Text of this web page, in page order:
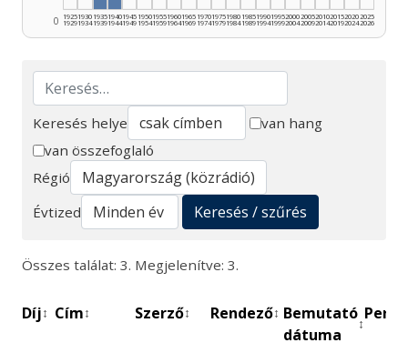
0 1925
1929
1930
1934
1935
1939
1940
1944
1945
1949
1950
1954
1955
1959
1960
1964
1965
1969
1970
1974
1975
1979
1980
1984
1985
1989
1990
1994
1995
1999
2000
2004
2005
2009
2010
2014
2015
2019
2020
2024
2025
2026
Keresés
Keresés helye
van hang
van összefoglaló
Régió
Évtized
Keresés / szűrés
Összes találat: 3. Megjelenítve: 3.
Díj↕ Cím↕ Szerző↕ Rendező↕ Bemutató
dátuma
↕
Perc